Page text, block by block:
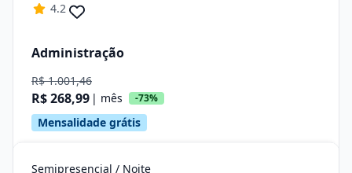
4.2
Administração
R$ 1.001,46
R$ 268,99 | mês -73%
Mensalidade grátis
Semipresencial / Noite